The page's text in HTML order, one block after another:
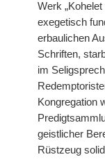
Werk
exegetisch
erbaulichen
Schriften,
im
Kongregation
geistlicher
Rüstzeug